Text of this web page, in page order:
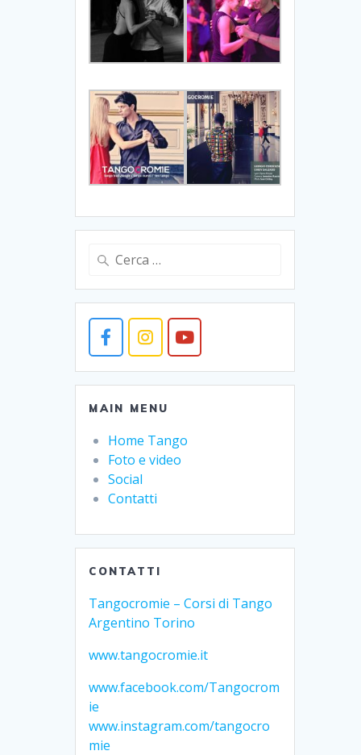
Ricerca
per:
MAIN MENU
Home Tango
Foto e video
Social
Contatti
CONTATTI
Tangocromie – Corsi di Tango
Argentino Torino
www.tangocromie.it
www.facebook.com/Tangocrom
ie
www.instagram.com/tangocro
mie